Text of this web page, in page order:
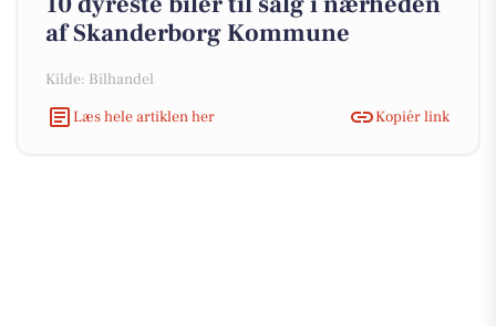
af Skanderborg Kommune
Kilde: Bilhandel
Læs hele artiklen her
Kopiér link